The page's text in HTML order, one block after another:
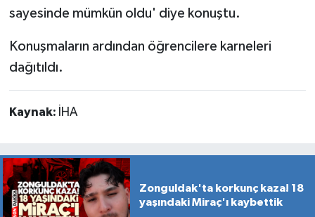
sayesinde mümkün oldu' diye konuştu.
Konuşmaların ardından öğrencilere karneleri
dağıtıldı.
Kaynak: İHA
Zonguldak'ta korkunç kaza! 18
yaşındaki Miraç'ı kaybettik